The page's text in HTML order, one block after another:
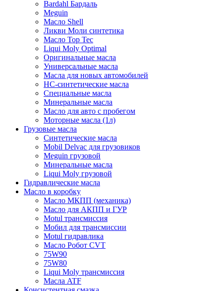
Bardahl Бардаль
Meguin
Масло Shell
Ликви Моли синтетика
Масло Top Tec
Liqui Moly Optimal
Оригинальные масла
Универсальные масла
Масла для новых автомобилей
HC-синтетические масла
Специальные масла
Минеральные масла
Масло для авто с пробегом
Моторные масла (1л)
Грузовые масла
Синтетические масла
Mobil Delvac для грузовиков
Meguin грузовой
Минеральные масла
Liqui Moly грузовой
Гидравлические масла
Масло в коробку
Масло МКПП (механика)
Масло для АКПП и ГУР
Motul трансмиссия
Мобил для трансмиссии
Motul гидравлика
Масло Робот CVT
75W90
75W80
Liqui Moly трансмиссия
Масла ATF